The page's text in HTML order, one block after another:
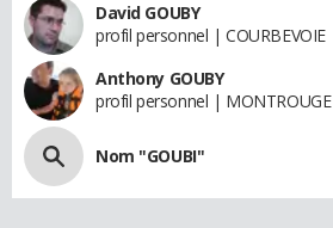
David GOUBY
profil personnel | COURBEVOIE
Anthony GOUBY
profil personnel | MONTROUGE
Nom "GOUBI"